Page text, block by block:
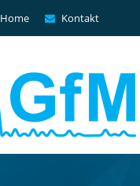
Home Kontakt